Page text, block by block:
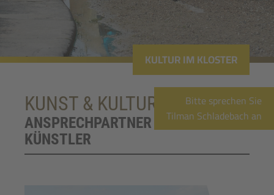
KULTUR IM KLOSTER
KUNST & KULTUR
ANSPRECHPARTNER FÜR
KÜNSTLER
Bitte sprechen Sie
Tilman Schladebach an